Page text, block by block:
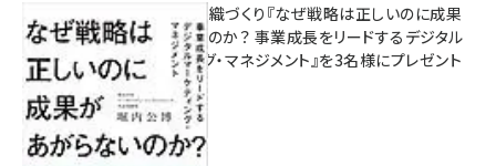
成果を生む組織づくり『なぜ戦略は正しいのに成果
があがらないのか？ 事業成長をリードするデジタル
マーケティング・マネジメント』を3名様にプレゼント
8月7日 10:00